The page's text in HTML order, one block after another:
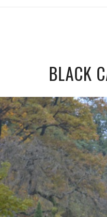
BLACK